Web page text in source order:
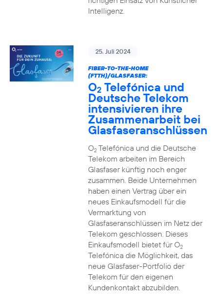
Intelligenz.
25. Juli 2024
FIBER-TO-THE-HOME
(FTTH)/GLASFASER:
O2 Telefónica und
Deutsche Telekom
intensivieren ihre
Zusammenarbeit bei
Glasfaseranschlüssen
O2Telefónica und die Deutsche
Telekom arbeiten im Bereich
Glasfaser künftig noch enger
zusammen. Beide Unternehmen
haben einen Vertrag über ein
neues Einkaufsmodell für die
Vermarktung von
Glasfaseranschlüssen im Netz der
Telekom geschlossen. Dieses
Einkaufsmodell bietet für O2
Telefónica die Möglichkeit, das
neue Glasfaser-Portfolio der
Telekom für den eigenen
Kundenkontakt abzubilden.